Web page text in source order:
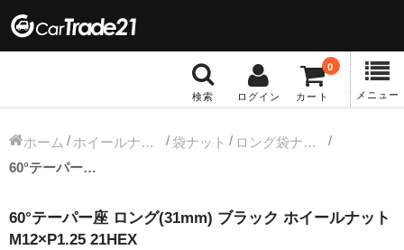
検索 ログイン カート
0
メニュー
冬タイヤホイール
13インチ：冬タイヤホイール
ホーム ホイールナット 袋ナット
ロング袋ナット
60°テーパー座 ロング(31mm) ブラック ホイールナット M12×P1.25 21HEX
60°テーパー座 ロング(31mm) ブラック ホイールナット
M12×P1.25 21HEX